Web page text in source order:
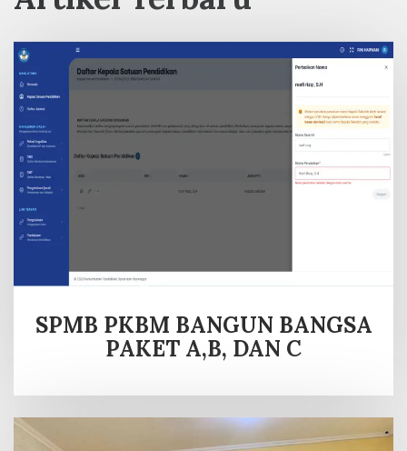
SPMB PKBM BANGUN BANGSA
PAKET A,B, DAN C